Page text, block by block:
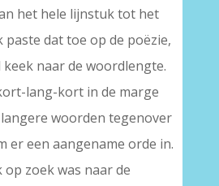
het hele lijnstuk tot het
paste dat toe op de poëzie,
naar de woordlengte.
lang-kort in de marge
woorden tegenover
er een aangename orde in.
op zoek was naar de